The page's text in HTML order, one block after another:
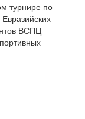
турнире по
ВСПЦ